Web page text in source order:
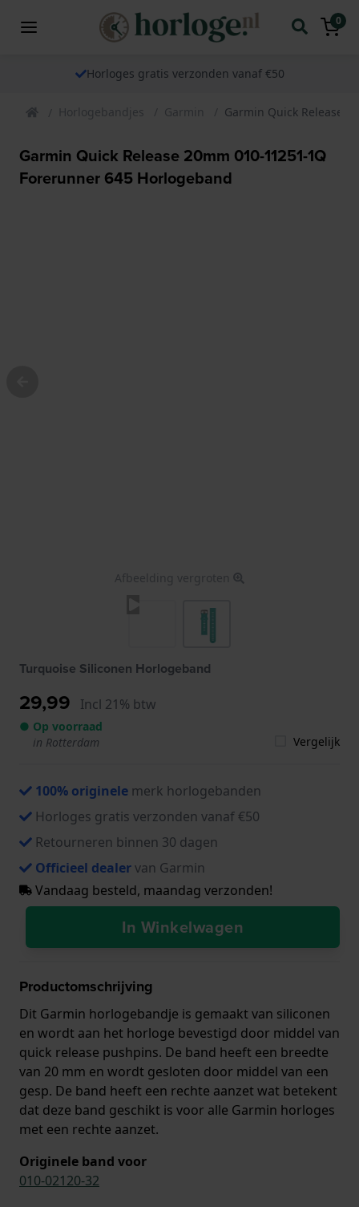
0
Horloges gratis verzonden vanaf €50
Horlogebandjes Garmin Garmin Quick Release
Garmin Quick Release 20mm 010-11251-1Q
Forerunner 645 Horlogeband
Afbeelding vergroten
Turquoise Siliconen Horlogeband
29,99 Incl 21% btw
● Op voorraad
in Rotterdam
Vergelijk
100% originele merk horlogebanden
Horloges gratis verzonden vanaf €50
Retourneren binnen 30 dagen
Officieel dealervan Garmin
Vandaag besteld, maandag verzonden!
In Winkelwagen
Productomschrijving
Dit Garmin horlogebandje is gemaakt van siliconen
en wordt aan het horloge bevestigd door middel van
quick release pushpins. De band heeft een breedte
van 20 mm en wordt gesloten door middel van een
gesp. De band heeft een rechte aanzet wat betekent
dat deze band geschikt is voor alle Garmin horloges
met een rechte aanzet.
Originele band voor
010-02120-32